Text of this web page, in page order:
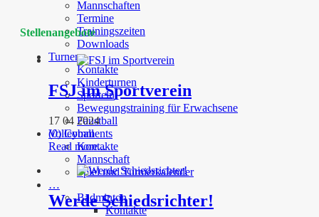
Mannschaften
Termine
Trainingszeiten
Downloads
Turnen
Kontakte
Kinderturnen
Sporteln
Bewegungstraining für Erwachsene
Faustball
Volleyball
Kontakte
Mannschaft
Spiel und Turnierkalender
…
Badminton
Kontakte
Stellenangebote
FSJ im Sportverein
17 04 2024
(0) Comments
Read more...
Werde Schiedsrichter!